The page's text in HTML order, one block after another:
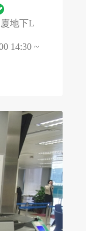
地下L
14:30 ~